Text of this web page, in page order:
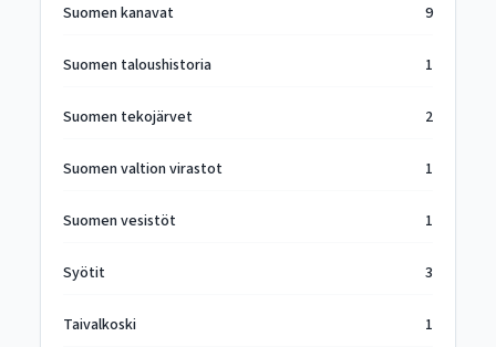
Suomen kanavat 9
Suomen taloushistoria 1
Suomen tekojärvet 2
Suomen valtion virastot 1
Suomen vesistöt 1
Syötit 3
Taivalkoski 1